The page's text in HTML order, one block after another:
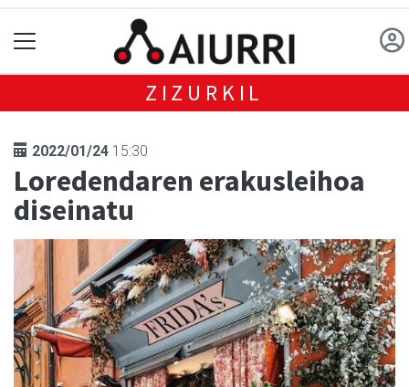
ZIZURKIL
2022/01/24 15:30
Loredendaren erakusleihoa
diseinatu